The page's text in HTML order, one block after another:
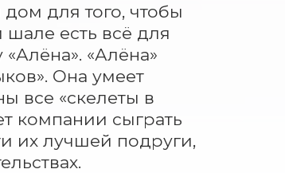
для того, чтобы
есть всё для
«Алёна»
Она умеет
все «скелеты в
компании сыграть
их лучшей подруги,